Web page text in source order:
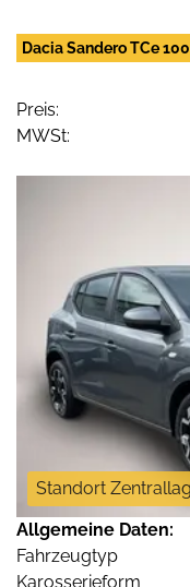
Dacia Sandero TCe
Preis:
MWSt:
Standort
Allgemeine Daten:
Fahrzeugtyp
Karosserieform